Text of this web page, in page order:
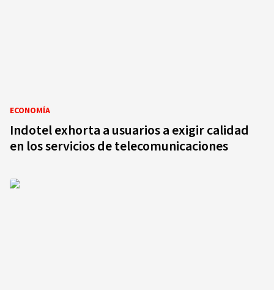
ECONOMÍA
Indotel exhorta a usuarios a exigir calidad
en los servicios de telecomunicaciones